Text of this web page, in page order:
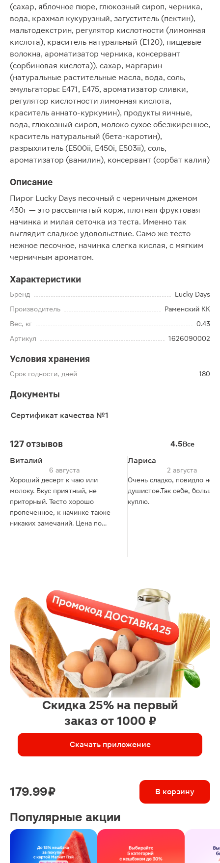
(сахар, яблочное пюре, глюкозный сироп, черника,
вода, крахмал кукурузный, загуститель (пектин),
мальтодекстрин, регулятор кислотности (лимонная
кислота), краситель натуральный (Е120), пищевые
волокна, ароматизатор черника, консервант
(сорбиновая кислота)), сахар, маргарин
(натуральные растительные масла, вода, соль,
эмульгаторы: Е471, Е475, ароматизатор сливки,
регулятор кислотности лимонная кислота,
краситель аннато-куркумин), продукты яичные,
вода, глюкозный сироп, молоко сухое обезжиренное,
краситель натуральный (бета-каротин),
разрыхлитель (Е500ii, Е450i, Е503ii), соль,
ароматизатор (ванилин), консервант (сорбат калия)
Описание
Пирог Lucky Days песочный с черничным джемом
430г — это рассыпчатый корж, плотная фруктовая
начинка и милая сеточка из теста. Именно так
выглядит сладкое удовольствие. Само же тесто
нежное песочное, начинка слегка кислая, с мягким
черничным ароматом.
Характеристики
Бренд
Lucky Days
Производитель
Раменский КК
Вес, кг
0.43
Артикул
1626090002
Условия хранения
Срок годности, дней 180
Документы
Сертификат качества №1
127 отзывов 4.5Все
Виталий
6 августа
Хороший десерт к чаю или
молоку. Вкус приятный, не
приторный. Тесто хорошо
пропеченное, к начинке также
никаких замечаний. Цена по
Лариса
2 августа
Очень сладко, повидло не
душистое.Так себе, больше
куплю.
Скидка 25% на первый
заказ от 1000 ₽
Скачать приложение
179.99 ₽ В корзину
Популярные акции